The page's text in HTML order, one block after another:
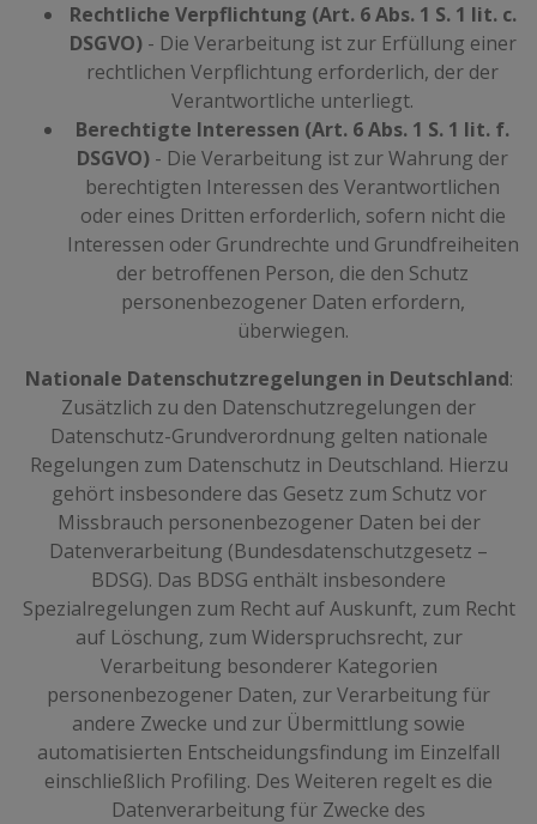
Rechtliche Verpflichtung (Art. 6 Abs. 1 S. 1 lit. c.
DSGVO)- Die Verarbeitung ist zur Erfüllung einer
rechtlichen Verpflichtung erforderlich, der der
Verantwortliche unterliegt.
Berechtigte Interessen (Art. 6 Abs. 1 S. 1 lit. f.
DSGVO) - Die Verarbeitung ist zur Wahrung der
berechtigten Interessen des Verantwortlichen
oder eines Dritten erforderlich, sofern nicht die
Interessen oder Grundrechte und Grundfreiheiten
der betroffenen Person, die den Schutz
personenbezogener Daten erfordern,
überwiegen.
Nationale Datenschutzregelungen in Deutschland:
Zusätzlich zu den Datenschutzregelungen der
Datenschutz-Grundverordnung gelten nationale
Regelungen zum Datenschutz in Deutschland. Hierzu
gehört insbesondere das Gesetz zum Schutz vor
Missbrauch personenbezogener Daten bei der
Datenverarbeitung (Bundesdatenschutzgesetz –
BDSG). Das BDSG enthält insbesondere
Spezialregelungen zum Recht auf Auskunft, zum Recht
auf Löschung, zum Widerspruchsrecht, zur
Verarbeitung besonderer Kategorien
personenbezogener Daten, zur Verarbeitung für
andere Zwecke und zur Übermittlung sowie
automatisierten Entscheidungsfindung im Einzelfall
einschließlich Profiling. Des Weiteren regelt es die
Datenverarbeitung für Zwecke des